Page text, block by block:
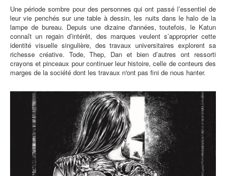
Une période sombre pour des personnes qui ont passé l’essentiel de
leur vie penchés sur une table à dessin, les nuits dans le halo de la
lampe de bureau. Depuis une dizaine d'années, toutefois, le Katun
connaît un regain d’intérêt, des marques veulent s’approprier cette
identité visuelle singulière, des travaux universitaires explorent sa
richesse créative. Tode, Thep, Dan et bien d’autres ont ressorti
crayons et pinceaux pour continuer leur histoire, celle de conteurs des
marges de la société dont les travaux n'ont pas fini de nous hanter.